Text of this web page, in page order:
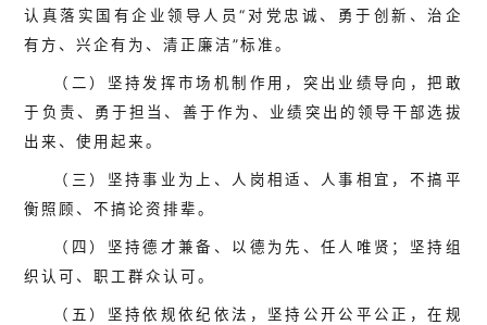
认真落实国有企业领导人员“对党忠诚、勇于创新、治企
有方、兴企有为、清正廉洁”标准。
（二）坚持发挥市场机制作用，突出业绩导向，把敢
于负责、勇于担当、善于作为、业绩突出的领导干部选拔
出来、使用起来。
（三）坚持事业为上、人岗相适、人事相宜，不搞平
衡照顾、不搞论资排辈。
（四）坚持德才兼备、以德为先、任人唯贤；坚持组
织认可、职工群众认可。
（五）坚持依规依纪依法，坚持公开公平公正，在规